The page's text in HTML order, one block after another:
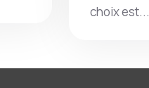
choix est...